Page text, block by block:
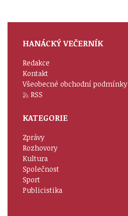
HANÁCKÝ VEČERNÍK
Redakce
Kontakt
Všeobecné obchodní podmínky
RSS
KATEGORIE
Zprávy
Rozhovory
Kultura
Společnost
Sport
Publicistika